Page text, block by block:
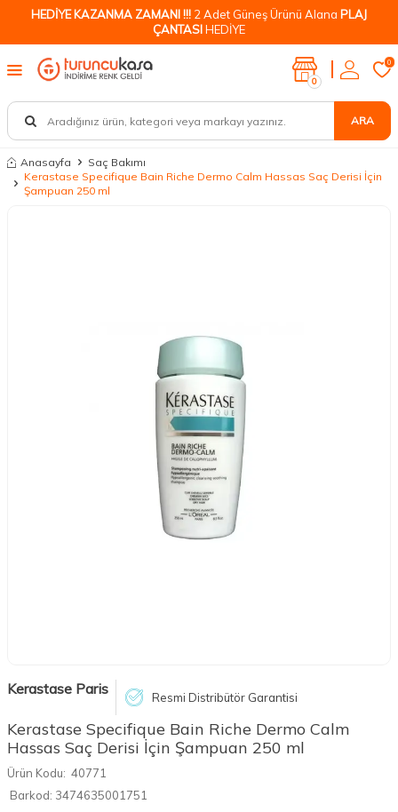
HEDİYE KAZANMA ZAMANI !!! 2 Adet Güneş Ürünü Alana PLAJ
ÇANTASIHEDİYE
ARA
0
0
Anasayfa
Saç Bakımı
Kerastase Specifique Bain Riche Dermo Calm Hassas Saç Derisi İçin
Şampuan 250 ml
Kerastase Paris Resmi Distribütör Garantisi
Kerastase Specifique Bain Riche Dermo Calm
Hassas Saç Derisi İçin Şampuan 250 ml
Ürün Kodu: 40771
Barkod: 3474635001751